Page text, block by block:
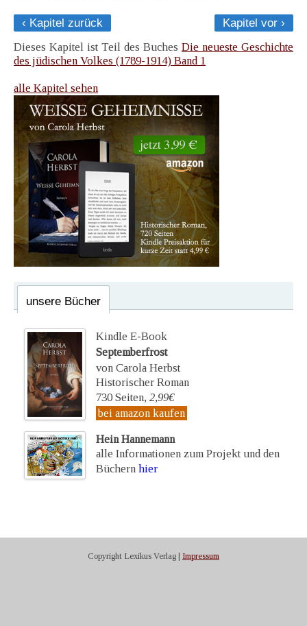
‹ Kapitel zurück
Kapitel vor ›
Dieses Kapitel ist Teil des Buches Die neueste Geschichte
des jüdischen Volkes (1789-1914) Band 1
alle Kapitel sehen
unsere Bücher
Kindle E-Book
Septemberfrost
von Carola Herbst
Historischer Roman
730 Seiten, 2,99€
bei amazon kaufen
Hein Hannemann
alle Informationen zum Projekt und den
Büchern hier
Copyright Lexikus Verlag | Impressum